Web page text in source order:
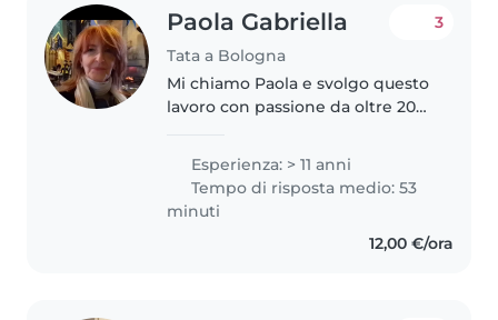
Paola Gabriella
Tata a Bologna
3
Mi chiamo Paola e svolgo questo
lavoro con passione da oltre 20
avuto l’onore di affiancare
diverse famiglie italiane, anche
in contesti internazionali..
Esperienza: > 11 anni
Tempo di risposta medio: 53
minuti
12,00 €/ora